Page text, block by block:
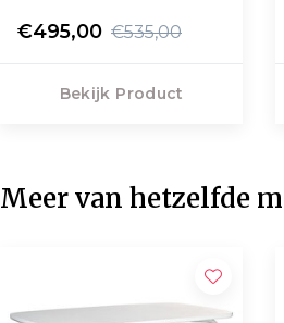
€495,00 €535,00
Bekijk Product
Meer van hetzelfde